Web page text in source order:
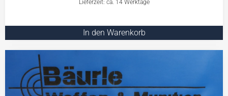
Lieferzeit: ca. 14 Werktage
In den Warenkorb